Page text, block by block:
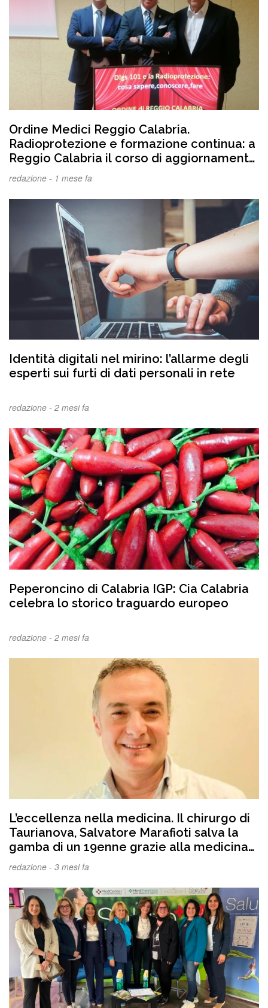
Ordine Medici Reggio Calabria.
Radioprotezione e formazione continua: a
Reggio Calabria il corso di aggiornamento
sul D.lgs. 101/2020
redazione - 1 mese fa
Identità digitali nel mirino: l’allarme degli
esperti sui furti di dati personali in rete
redazione - 2 mesi fa
Peperoncino di Calabria IGP: Cia Calabria
celebra lo storico traguardo europeo
redazione - 2 mesi fa
L’eccellenza nella medicina. Il chirurgo di
Taurianova, Salvatore Marafioti salva la
gamba di un 19enne grazie alla medicina
rigenerativa
redazione - 3 mesi fa